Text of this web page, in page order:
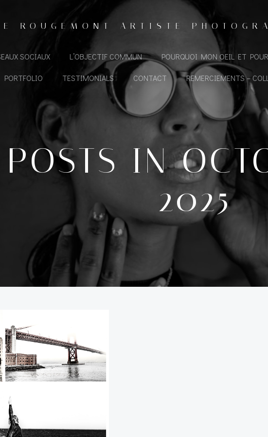
ROUGEMONT ARTISTE
SOCIAUX L’OBJECTIF COMMUN POURQUOI MON OEIL ET
PORTFOLIO TESTIMONIALS CONTACT REMERCIEMENTS –
POSTS IN
2025